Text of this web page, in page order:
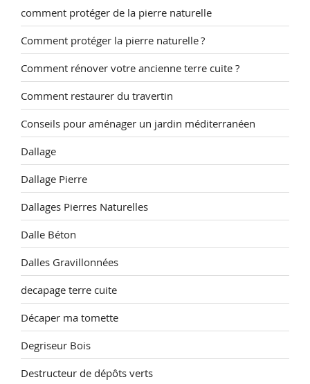
comment protéger de la pierre naturelle
Comment protéger la pierre naturelle ?
Comment rénover votre ancienne terre cuite ?
Comment restaurer du travertin
Conseils pour aménager un jardin méditerranéen
Dallage
Dallage Pierre
Dallages Pierres Naturelles
Dalle Béton
Dalles Gravillonnées
decapage terre cuite
Décaper ma tomette
Degriseur Bois
Destructeur de dépôts verts